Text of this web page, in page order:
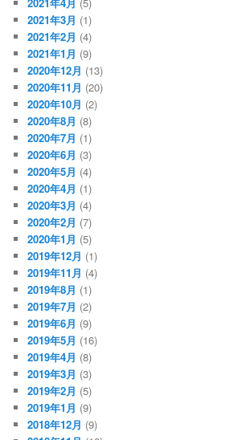
2021年3月 (1)
2021年2月 (4)
2021年1月 (9)
2020年12月 (13)
2020年11月 (20)
2020年10月 (2)
2020年8月 (8)
2020年7月 (1)
2020年6月 (3)
2020年5月 (4)
2020年4月 (1)
2020年3月 (4)
2020年2月 (7)
2020年1月 (5)
2019年12月 (1)
2019年11月 (4)
2019年8月 (1)
2019年7月 (2)
2019年6月 (9)
2019年5月 (16)
2019年4月 (8)
2019年3月 (3)
2019年2月 (5)
2019年1月 (9)
2018年12月 (9)